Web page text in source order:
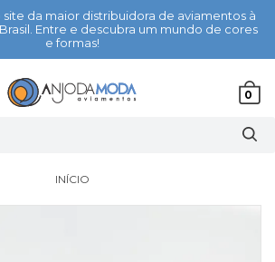
da maior distribuidora de aviamentos à
Entre e descubra um mundo de cores
e formas!
0
INÍCIO